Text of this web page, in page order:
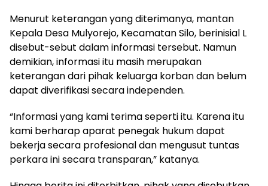
Menurut keterangan yang diterimanya, mantan
Kepala Desa Mulyorejo, Kecamatan Silo, berinisial L
disebut-sebut dalam informasi tersebut. Namun
demikian, informasi itu masih merupakan
keterangan dari pihak keluarga korban dan belum
dapat diverifikasi secara independen.
“Informasi yang kami terima seperti itu. Karena itu
kami berharap aparat penegak hukum dapat
bekerja secara profesional dan mengusut tuntas
perkara ini secara transparan,” katanya.